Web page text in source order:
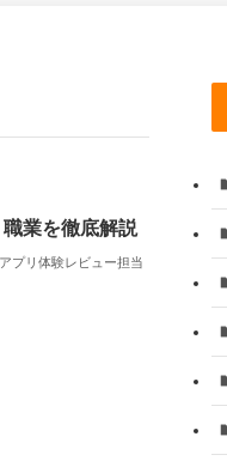
業を徹底解説
プリ体験レビュー担当